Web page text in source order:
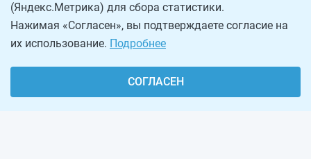
(Яндекс.Метрика) для сбора статистики.
Нажимая «Согласен», вы подтверждаете согласие на
их использование. Подробнее
СОГЛАСЕН